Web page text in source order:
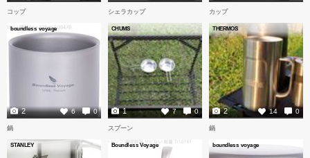
コップ
boundless voyage
6 0
2
シェラカップ
CHUMS
7 0
1
カップ
THERMOS
14 0
2
鍋
STANLEY
スプーン
Boundless Voyage
鍋
boundless voyage